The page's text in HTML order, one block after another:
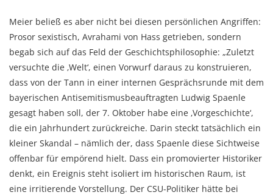
Meier beließ es aber nicht bei diesen persönlichen Angriffen:
Prosor sexistisch, Avrahami von Hass getrieben, sondern
begab sich auf das Feld der Geschichtsphilosophie: „Zuletzt
versuchte die ‚Welt‘, einen Vorwurf daraus zu konstruieren,
dass von der Tann in einer internen Gesprächsrunde mit dem
bayerischen Antisemitismusbeauftragten Ludwig Spaenle
gesagt haben soll, der 7. Oktober habe eine ‚Vorgeschichte‘,
die ein Jahrhundert zurückreiche. Darin steckt tatsächlich ein
kleiner Skandal – nämlich der, dass Spaenle diese Sichtweise
offenbar für empörend hielt. Dass ein promovierter Historiker
denkt, ein Ereignis steht isoliert im historischen Raum, ist
eine irritierende Vorstellung. Der CSU-Politiker hätte bei